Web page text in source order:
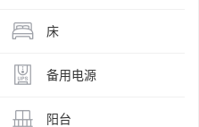
床
备用电源
阳台